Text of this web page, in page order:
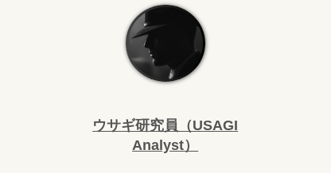
ウサギ研究員（USAGI
Analyst）